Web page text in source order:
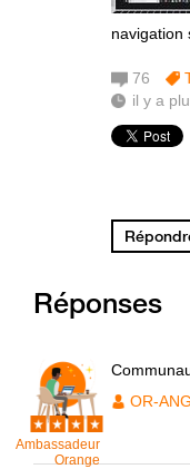
navigation
76
il y a
Réponses
Ambassadeur
Orange
OR-